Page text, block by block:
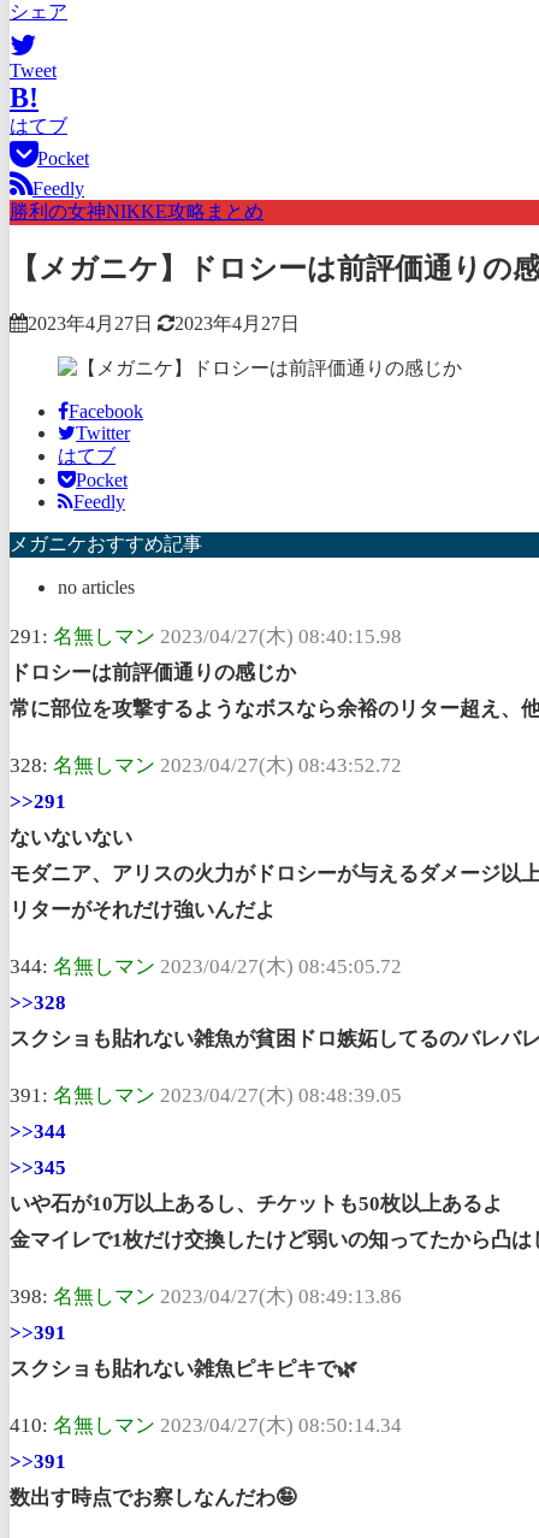
シェア
Tweet
B!
はてブ
Pocket
Feedly
勝利の女神NIKKE攻略まとめ
【メガニケ】ドロシーは前評価通りの
2023年4月27日 2023年4月27日
Facebook
Twitter
はてブ
Pocket
Feedly
メガニケおすすめ記事
no articles
291: 名無しマン 2023/04/27(木) 08:40:15.98
ドロシーは前評価通りの感じか
常に部位を攻撃するようなボスなら余裕のリター超え、
328: 名無しマン 2023/04/27(木) 08:43:52.72
>>291
ないないない
モダニア、アリスの火力がドロシーが与えるダメージ以
リターがそれだけ強いんだよ
344: 名無しマン 2023/04/27(木) 08:45:05.72
>>328
スクショも貼れない雑魚が貧困ドロ嫉妬してるのバレバ
391: 名無しマン 2023/04/27(木) 08:48:39.05
>>344
>>345
いや石が10万以上あるし、チケットも50枚以上あるよ
金マイレで1枚だけ交換したけど弱いの知ってたから凸は
398: 名無しマン 2023/04/27(木) 08:49:13.86
>>391
スクショも貼れない雑魚ピキピキで🌿
410: 名無しマン 2023/04/27(木) 08:50:14.34
>>391
数出す時点でお察しなんだわ🤪